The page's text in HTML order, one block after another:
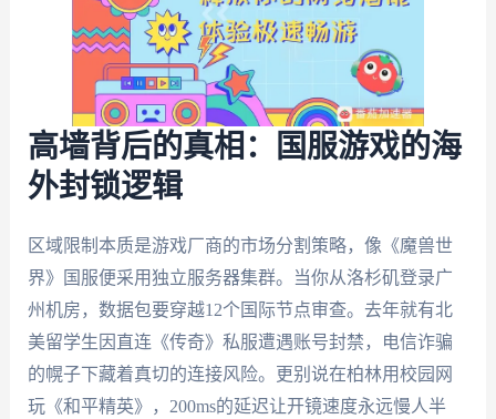
高墙背后的真相：国服游戏的海
外封锁逻辑
区域限制本质是游戏厂商的市场分割策略，像《魔兽世
界》国服便采用独立服务器集群。当你从洛杉矶登录广
州机房，数据包要穿越12个国际节点审查。去年就有北
美留学生因直连《传奇》私服遭遇账号封禁，电信诈骗
的幌子下藏着真切的连接风险。更别说在柏林用校园网
玩《和平精英》，200ms的延迟让开镜速度永远慢人半